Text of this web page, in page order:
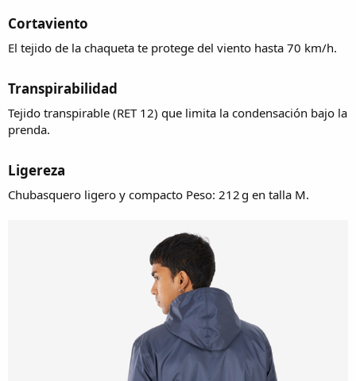
Cortaviento​
El tejido de la chaqueta te protege del viento hasta 70 km/h.
Transpirabilidad​
Tejido transpirable (RET 12) que limita la condensación bajo la
prenda.
Ligereza​
Chubasquero ligero y compacto Peso: 212 g en talla M.